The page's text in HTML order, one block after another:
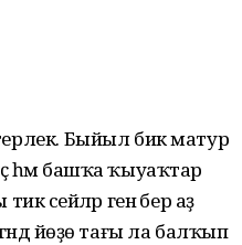
Быйыл бик матур
һәм башҡа ҡыуаҡтар
генә бер аҙ
йөҙө тағы ла балҡып